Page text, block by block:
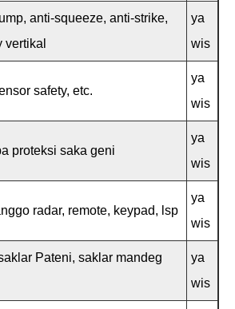
anti-squeeze, anti-strike,
vertikal
ya
wis
safety, etc.
ya
wis
proteksi saka geni
ya
wis
radar, remote, keypad, lsp
ya
wis
Pateni, saklar mandeg
ya
wis